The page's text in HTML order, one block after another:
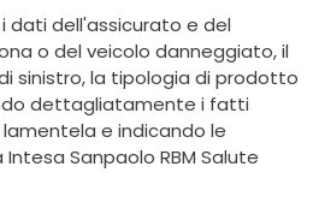
dati dell'assicurato e del
o del veicolo danneggiato, il
sinistro, la tipologia di prodotto
dettagliatamente i fatti
e indicando le
Sanpaolo RBM Salute